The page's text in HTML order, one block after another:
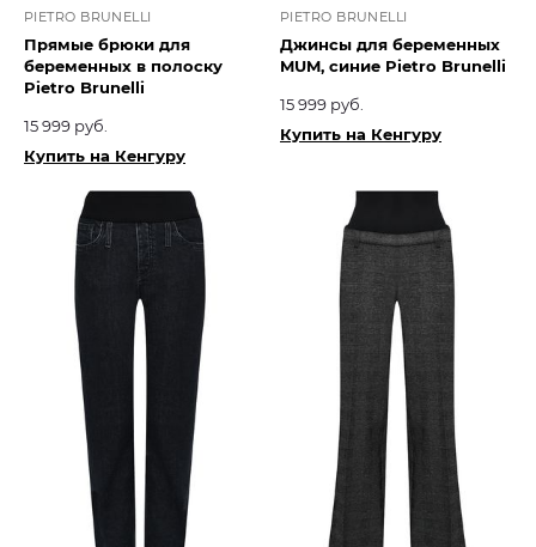
PIETRO BRUNELLI
Прямые брюки для
беременных в полоску
Pietro Brunelli
15 999 руб.
Купить на Кенгуру
PIETRO BRUNELLI
Джинсы для беременных
MUM, синие Pietro Brunelli
15 999 руб.
Купить на Кенгуру